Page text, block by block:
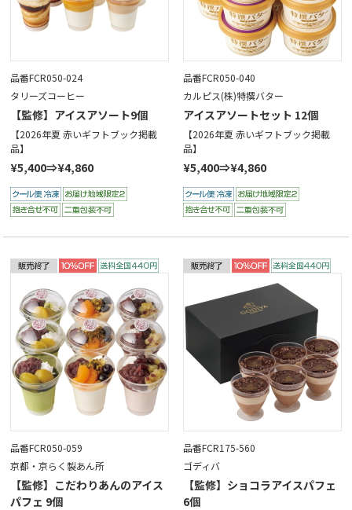
品番FCR050-024
タリーズコーヒー
【監修】アイスアソート9個
【2026年夏 赤いギフトブック掲載
品】
¥5,400⇒¥4,860
品番FCR050-040
カルピス(株)特撰バター
アイスアソートセット 12個
【2026年夏 赤いギフトブック掲載
品】
¥5,400⇒¥4,860
品番FCR050-059
京都・京らく製あん所
【監修】こだわりあんのアイス
パフェ 9個
品番FCR175-560
ゴディバ
【監修】ショコラアイスパフェ
6個